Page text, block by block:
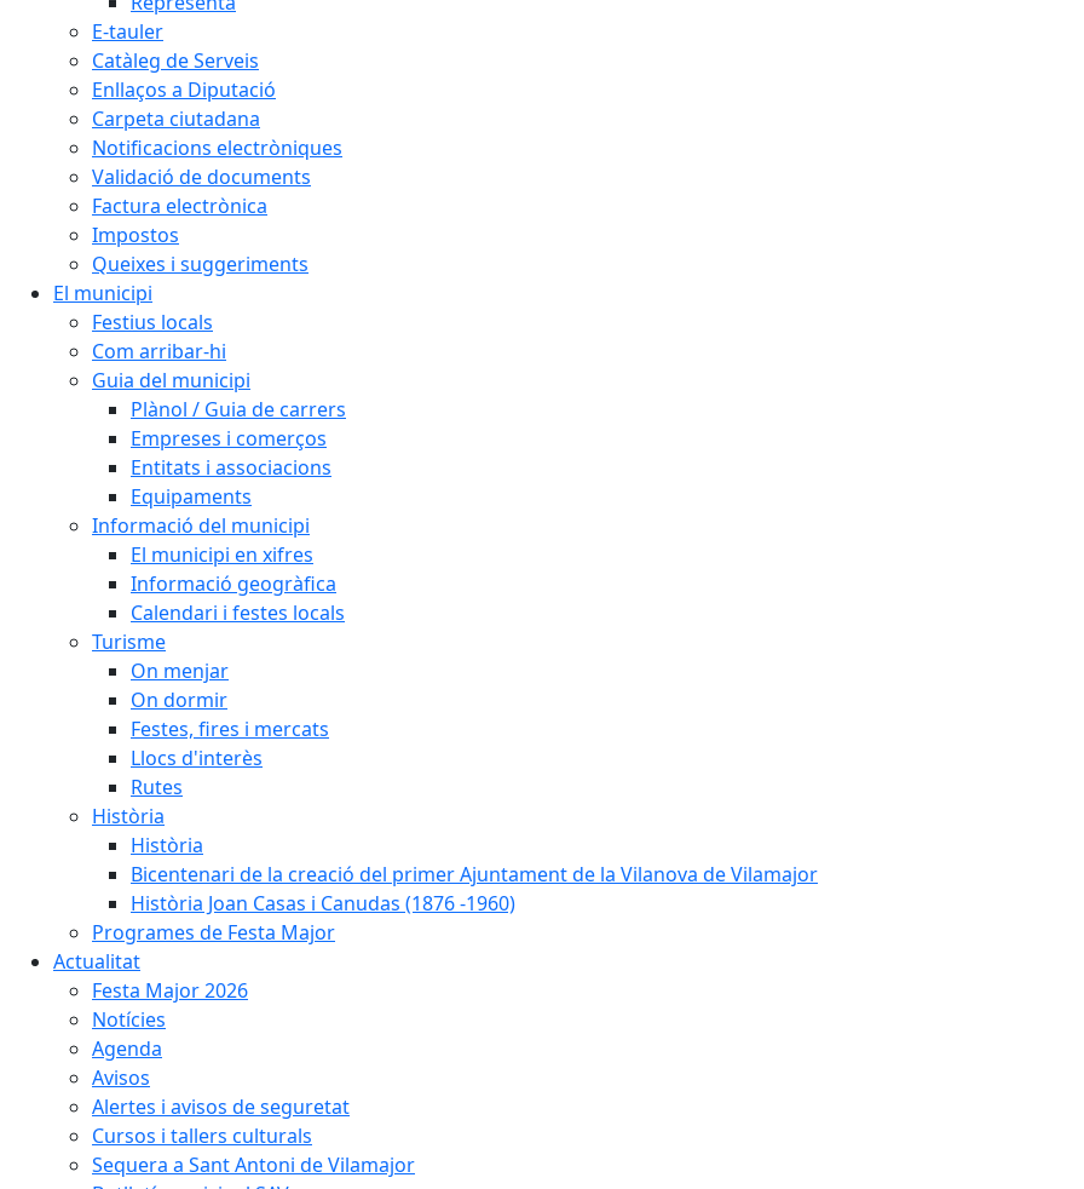
E-tauler
Catàleg de Serveis
Enllaços a Diputació
Carpeta ciutadana
Notificacions electròniques
Validació de documents
Factura electrònica
Impostos
Queixes i suggeriments
El municipi
Festius locals
Com arribar-hi
Guia del municipi
Plànol / Guia de carrers
Empreses i comerços
Entitats i associacions
Equipaments
Informació del municipi
El municipi en xifres
Informació geogràfica
Calendari i festes locals
Turisme
On menjar
On dormir
Festes, fires i mercats
Llocs d'interès
Rutes
Història
Història
Bicentenari de la creació del primer Ajuntament de la Vilanova de Vilamajor
Història Joan Casas i Canudas (1876 -1960)
Programes de Festa Major
Actualitat
Festa Major 2026
Notícies
Agenda
Avisos
Alertes i avisos de seguretat
Cursos i tallers culturals
Sequera a Sant Antoni de Vilamajor